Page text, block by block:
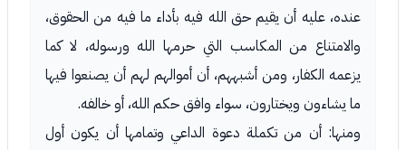
عنده، عليه أن يقيم حق الله فيه بأداء ما فيه من الحقوق،
والامتناع من المكاسب التي حرمها الله ورسوله، لا كما
يزعمه الكفار، ومن أشبههم، أن أموالهم لهم أن يصنعوا فيها
ما يشاءون ويختارون، سواء وافق حكم الله، أو خالفه.
ومنها: أن من تكملة دعوة الداعي وتمامها أن يكون أول